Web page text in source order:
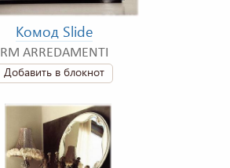
Комод Slide
RM ARREDAMENTI
Добавить в блокнот